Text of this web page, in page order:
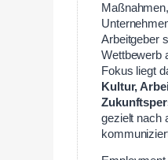
Arbeitgeber
Wettbewerb
Fokus liegt
Kultur,
gezielt nach